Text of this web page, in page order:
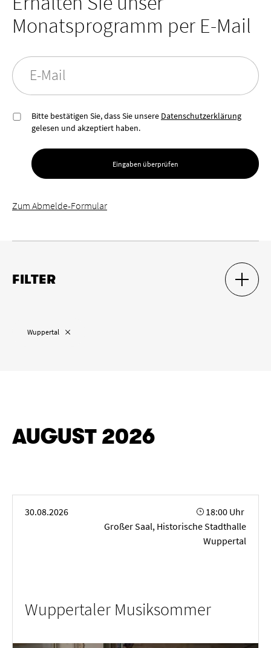
Monatsprogramm per E-Mail
E-Mail
Bitte bestätigen Sie, dass Sie unsere Datenschutzerklärung
gelesen und akzeptiert haben.
Eingaben überprüfen
Zum Abmelde-Formular
FILTER SUCH-
SUCH-
von bis
LÖSCHEN ANWENDEN
„Wuppertal “ entfernen
AUGUST 2026
30.08.2026
18:00 Uhr
Großer Saal, Historische Stadthalle
Wuppertal
Wuppertaler Musiksommer